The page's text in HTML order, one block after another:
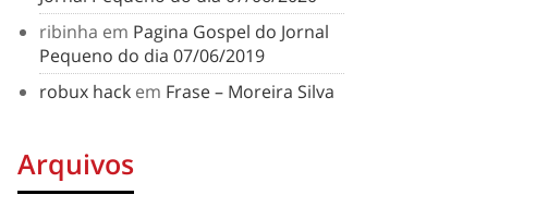
ribinha em Pagina Gospel do Jornal
Pequeno do dia 07/06/2019
robux hack em Frase – Moreira Silva
Arquivos